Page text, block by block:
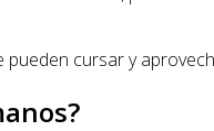
cursar y